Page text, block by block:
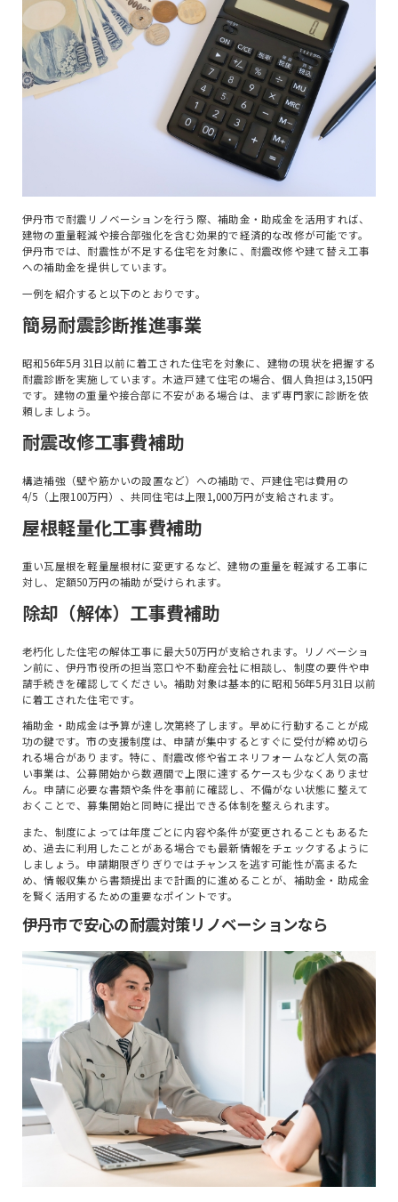
リノベーションガイド
施工事例
補助金情報
会社概要
スタッフ紹介
ブログ
モデルハウス
イベント情報
伊丹市で耐震リノベーションを行う際、補助金・助成金を活用すれば、
建物の重量軽減や接合部強化を含む効果的で経済的な改修が可能です。
伊丹市では、耐震性が不足する住宅を対象に、耐震改修や建て替え工事
への補助金を提供しています。
一例を紹介すると以下のとおりです。
簡易耐震診断推進事業
昭和56年5月31日以前に着工された住宅を対象に、建物の現状を把握する
耐震診断を実施しています。木造戸建て住宅の場合、個人負担は3,150円
です。建物の重量や接合部に不安がある場合は、まず専門家に診断を依
頼しましょう。
耐震改修工事費補助
構造補強（壁や筋かいの設置など）への補助で、戸建住宅は費用の
4/5（上限100万円）、共同住宅は上限1,000万円が支給されます。
屋根軽量化工事費補助
重い瓦屋根を軽量屋根材に変更するなど、建物の重量を軽減する工事に
対し、定額50万円の補助が受けられます。
除却（解体）工事費補助
老朽化した住宅の解体工事に最大50万円が支給されます。リノベーショ
ン前に、伊丹市役所の担当窓口や不動産会社に相談し、制度の要件や申
請手続きを確認してください。補助対象は基本的に昭和56年5月31日以前
に着工された住宅です。
補助金・助成金は予算が達し次第終了します。早めに行動することが成
功の鍵です。市の支援制度は、申請が集中するとすぐに受付が締め切ら
れる場合があります。特に、耐震改修や省エネリフォームなど人気の高
い事業は、公募開始から数週間で上限に達するケースも少なくありませ
ん。申請に必要な書類や条件を事前に確認し、不備がない状態に整えて
おくことで、募集開始と同時に提出できる体制を整えられます。
また、制度によっては年度ごとに内容や条件が変更されることもあるた
め、過去に利用したことがある場合でも最新情報をチェックするように
しましょう。申請期限ぎりぎりではチャンスを逃す可能性が高まるた
め、情報収集から書類提出まで計画的に進めることが、補助金・助成金
を賢く活用するための重要なポイントです。
伊丹市で安心の耐震対策リノベーションなら